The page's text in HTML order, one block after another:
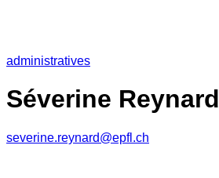
administratives
Séverine Reynard
severine.reynard@epfl.ch